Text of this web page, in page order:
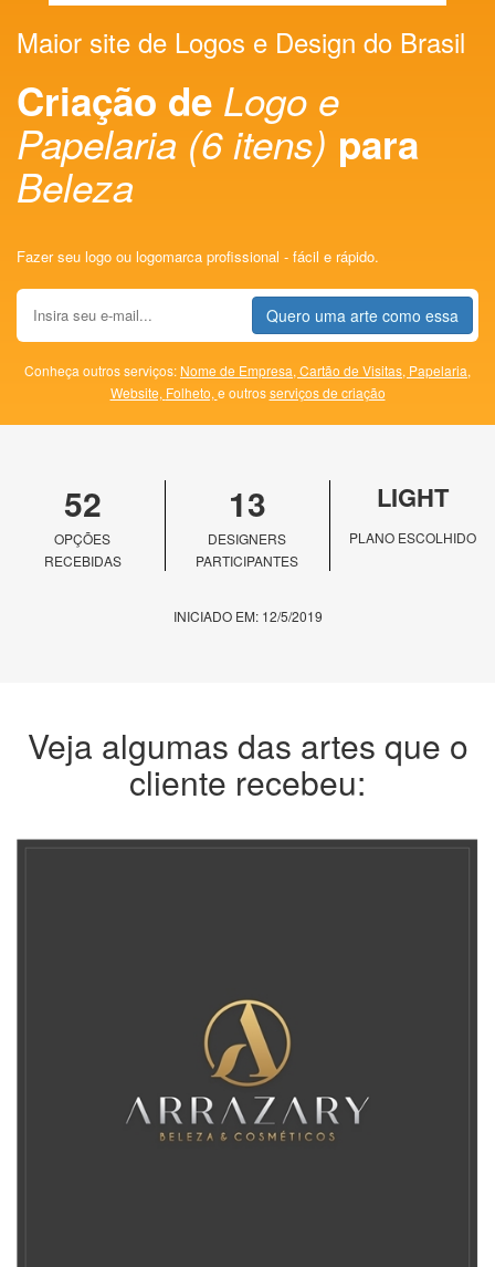
Maior site de Logos e Design do Brasil
Criação de Logo e
Papelaria (6 itens) para
Beleza
Fazer seu logo ou logomarca profissional - fácil e rápido.
Quero uma arte como essa
Conheça outros serviços: Nome de Empresa, Cartão de Visitas, Papelaria,
Website, Folheto, e outrosserviços de criação
52
OPÇÕES
RECEBIDAS
13
DESIGNERS
PARTICIPANTES
LIGHT
PLANO ESCOLHIDO
INICIADO EM: 12/5/2019
Veja algumas das artes que o
cliente recebeu: